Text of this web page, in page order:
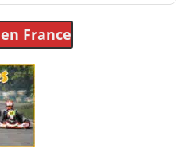
en France